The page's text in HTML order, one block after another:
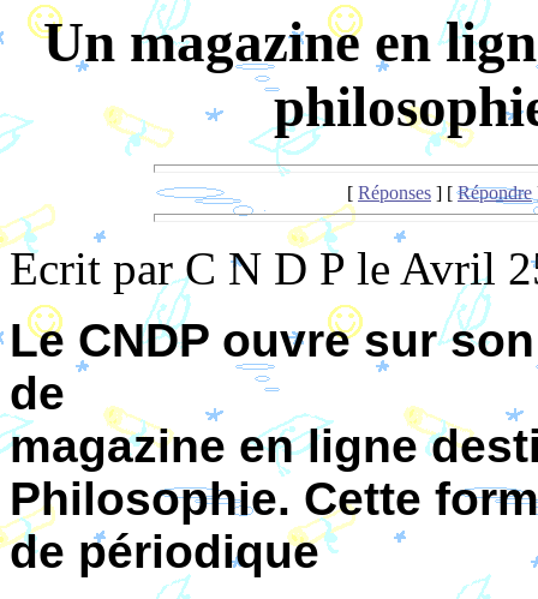
Un magazine en
[ Réponses ] [Répondre
Ecrit par C N D P le Avril
Le CNDP ouvre sur
de
magazine en ligne
Philosophie. Cette
de périodique